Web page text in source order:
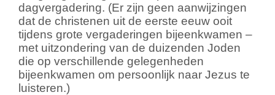
dagvergadering. (Er zijn geen aanwijzingen
dat de christenen uit de eerste eeuw ooit
tijdens grote vergaderingen bijeenkwamen –
met uitzondering van de duizenden Joden
die op verschillende gelegenheden
bijeenkwamen om persoonlijk naar Jezus te
luisteren.)